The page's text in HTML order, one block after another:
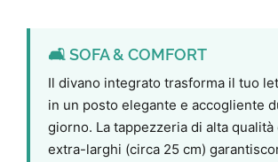
🛋️ SOFA & COMFORT
Il divano integrato trasforma il tuo
in un posto elegante e accogliente
giorno. La tappezzeria di alta
extra-larghi (circa 25 cm)